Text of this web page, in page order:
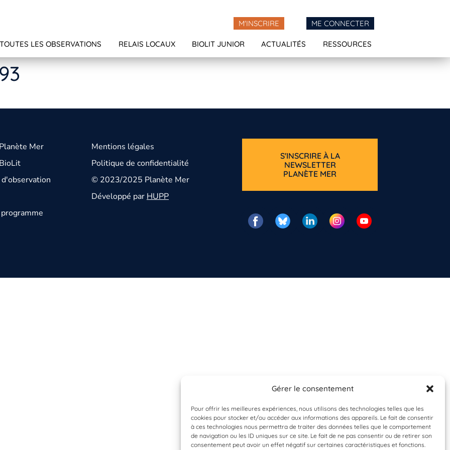
Gérer le consentement
Pour offrir les meilleures expériences, nous utilisons des technologies telles que les
cookies pour stocker et/ou accéder aux informations des appareils. Le fait de consentir
à ces technologies nous permettra de traiter des données telles que le comportement
de navigation ou les ID uniques sur ce site. Le fait de ne pas consentir ou de retirer son
consentement peut avoir un effet négatif sur certaines caractéristiques et fonctions.
M'INSCRIRE ME CONNECTER
TOUTES LES OBSERVATIONS RELAIS LOCAUX BIOLIT JUNIOR ACTUALITÉS RESSOURCES
Mer
Mentions légales
Politique de confidentialité
© 2023/2025 Planète Mer
Développé parHUPP
S'INSCRIRE À LA
NEWSLETTER
PLANÈTE MER